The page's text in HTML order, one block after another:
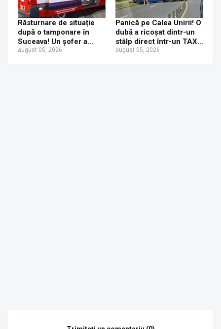
Răsturnare de situație
după o tamponare în
Suceava! Un șofer a
ajuns la Urgențe la 24 de
august 05, 2026
Panică pe Calea Unirii! O
dubă a ricoșat dintr-un
stâlp direct într-un TAXI.
O mamă și fetița ei de 6
august 05, 2026